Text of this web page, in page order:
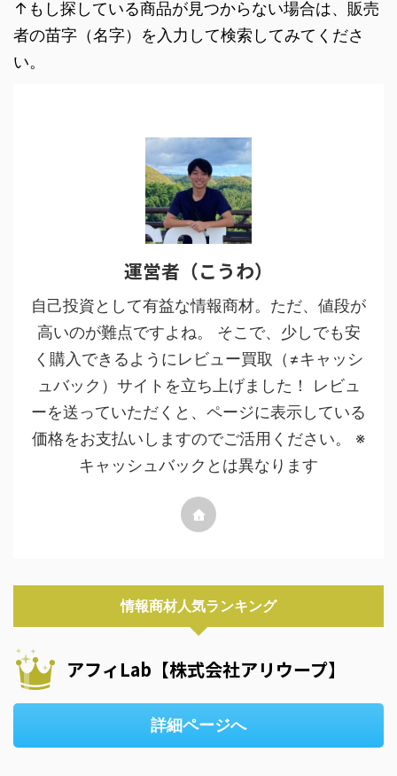
↑もし探している商品が見つからない場合は、販売
者の苗字（名字）を入力して検索してみてくださ
い。
運営者（こうわ）
自己投資として有益な情報商材。ただ、値段が
高いのが難点ですよね。 そこで、少しでも安
く購入できるようにレビュー買取（≠キャッシ
ュバック）サイトを立ち上げました！ レビュ
ーを送っていただくと、ページに表示している
価格をお支払いしますのでご活用ください。 ※
キャッシュバックとは異なります
情報商材人気ランキング
アフィLab【株式会社アリウープ】
詳細ページへ